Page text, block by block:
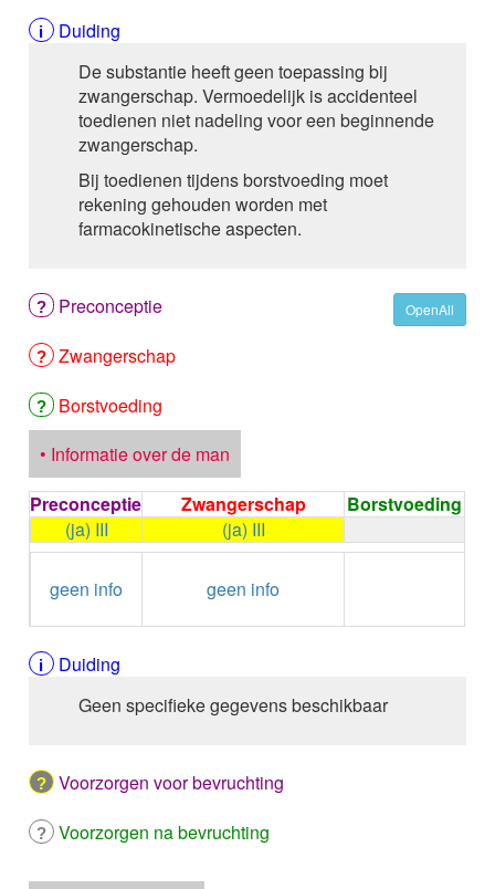
ALFENTANYL HCl
ALFUZOSINE
ALGELDRAAT
ALGELDRAAT / MAGNESIUM HYDROXYDE
ALGINAAT Na / BICARBONAAT Na
ALGINAAT Na / Na BICARBONAAT / CALCIUM
CARBONAAT
ALGINEZUUR
ALGLUCOSIDASE alfa
ALIZAPRIDE
ALMOTRIPTAN
ALOGLIPTINE benzoaat
ALPELISIB
ALPRAZOLAM
ALPROSTADIL
ALPROSTADIL IV
ALTEPLASE
ALTIZIDE
ALUMINIUM HYDROXIDE
ALUMINIUM OXIDE / MAGNESIUM HYDROXYDE
AMBRISENTAN
AMBROXOL HCl buccaal
AMIKACINE parenteraal
AMIKACINE inhalatie
AMILORIDE
AMINOLEVULINEZUUR
Duiding
De substantie heeft geen toepassing bij
zwangerschap. Vermoedelijk is accidenteel
toedienen niet nadeling voor een beginnende
zwangerschap.
Bij toedienen tijdens borstvoeding moet
rekening gehouden worden met
farmacokinetische aspecten.
OpenAll
Preconceptie
Zwangerschap
Borstvoeding
• Informatie over de man
Preconceptie
Zwangerschap
Borstvoeding
(ja) III
(ja) III
geen info geen info
Duiding
Geen specifieke gegevens beschikbaar
Voorzorgen voor bevruchting
Voorzorgen na bevruchting